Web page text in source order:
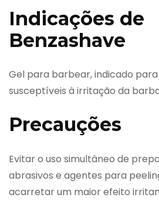
Indicações de
Benzashave
Gel para barbear, indicado
susceptíveis à irritação da
Precauções
Evitar o uso simultâneo de
abrasivos e agentes para
acarretar um maior efeito